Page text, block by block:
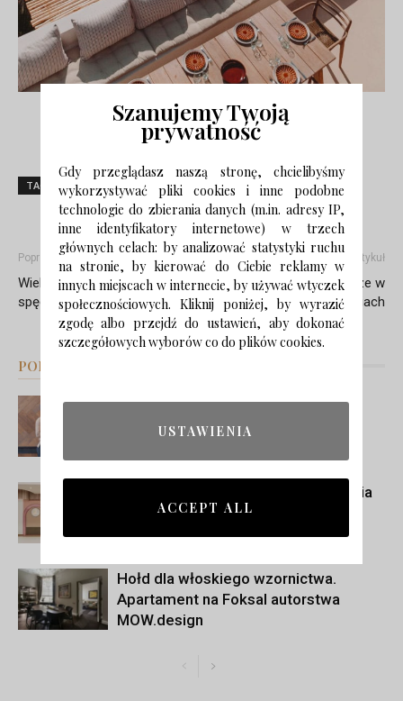
Źródło: materiały prasowe,Amelia Tavella Architects
TAGI #inspiracje rezydencja wnetrze
Poprzedni artykuł
Wielkanocne inspiracje – jak
spędzić święta w domu?
Następny artykuł
Futurystyczne wnętrze w
liliowych odcieniach
PODOBNE ARTYKUŁY
Bartycka w Warszawie – centrum
sklepów z panelami podłogowymi i
Wnętrze podane na słodko. Cukiernia
BŁOGO projektu Biuro Kreacja
Hołd dla włoskiego wzornictwa.
Apartament na Foksal autorstwa
MOW.design
Szanujemy Twoją
prywatność
Gdy przeglądasz naszą stronę, chcielibyśmy
wykorzystywać pliki cookies i inne podobne
technologie do zbierania danych (m.in. adresy IP,
inne identyfikatory internetowe) w trzech
głównych celach: by analizować statystyki ruchu
na stronie, by kierować do Ciebie reklamy w
innych miejscach w internecie, by używać wtyczek
społecznościowych. Kliknij poniżej, by wyrazić
zgodę albo przejdź do ustawień, aby dokonać
szczegółowych wyborów co do plików cookies.
USTAWIENIA
ACCEPT ALL